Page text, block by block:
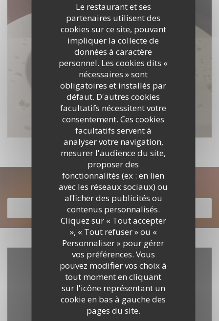
Le restaurant et ses
partenaires utilisent des
cookies sur ce site, pouvant
impliquer la collecte de
données à caractère
personnel. Les cookies dits «
nécessaires » sont
obligatoires et installés par
défaut. D'autres cookies
facultatifs nécessitent votre
consentement. Ces cookies
facultatifs servent à
analyser votre navigation,
mesurer l'audience du site,
proposer des
fonctionnalités (ex : en lien
avec les réseaux sociaux) ou
afficher des publicités ou
contenus personnalisés.
Cliquez sur « Tout accepter
», « Tout refuser » ou «
Personnaliser » pour gérer
vos préférences. Vous
pouvez modifier vos choix à
tout moment en cliquant
sur l'icône représentant un
cookie en bas à gauche des
pages du site.
Découvrir notre carte
DÉCOUVRIR NOTRE CARTE